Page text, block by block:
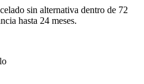
sin alternativa dentro de 72
hasta 24 meses.